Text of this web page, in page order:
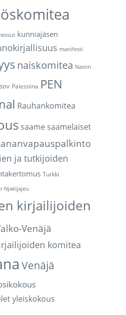
kunniajäsen
manifesti
naiskomitea Nasrin
Palestiina PEN
Rauhankomitea
saame saamelaiset
ja tutkijoiden
Turkki
Njakljajeu
kirjailijoiden
Venäjä
komitea
Venäjä
yleiskokous